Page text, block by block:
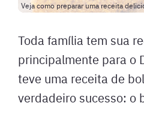
Veja como preparar uma receita
Toda família tem sua
principalmente para o
teve uma receita de
verdadeiro sucesso: o